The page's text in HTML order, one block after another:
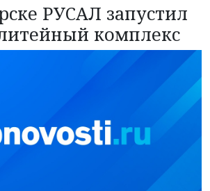
РУСАЛ запустил
комплекс